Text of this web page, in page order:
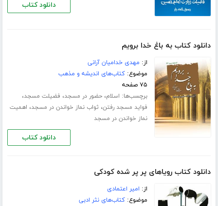
دانلود کتاب
دانلود کتاب به باغ خدا برویم
از: مهدی خدامیان آرانی
موضوع:کتاب‌های اندیشه و مذهب
۷۵ صفحه
برچسب‌ها: اسلام،حضور در مسجد، فضیلت مسجد،
فواید مسجد رفتن، ثواب نماز خواندن در مسجد، اهمیت
نماز خواندن در مسجد
دانلود کتاب
دانلود کتاب رویاهای پر پر شده کودکی
از: امیر اعتمادی
موضوع:کتاب‌های نثر ادبی